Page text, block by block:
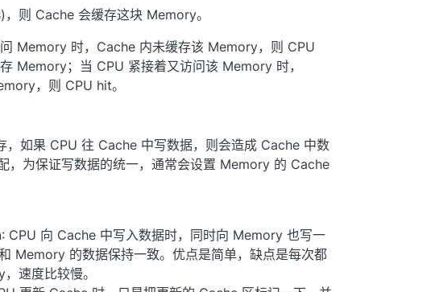
则 Cache 会缓存这块 Memory。
Memory 时，Cache 内未缓存该 Memory，则 CPU
Memory；当 CPU 紧接着又访问该 Memory 时，
，则 CPU hit。
，如果 CPU 往 Cache 中写数据，则会造成 Cache 中数
，为保证写数据的统一，通常会设置 Memory 的 Cache
: CPU 向 Cache 中写入数据时，同时向 Memory 也写一
Memory 的数据保持一致。优点是简单，缺点是每次都
速度比较慢。